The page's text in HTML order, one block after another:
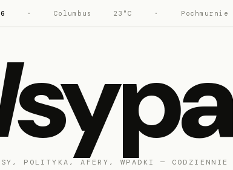
· Columbus 23°C · Pochmurnie
POLITYKA, AFERY, WPADKI — CODZIENNIE